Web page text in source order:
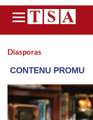
Menu
Diasporas